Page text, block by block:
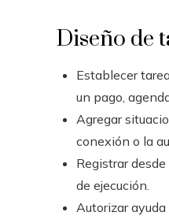
Diseño de
Establecer
un pago,
Agregar
conexión o la
Registrar
de ejecución.
Autorizar